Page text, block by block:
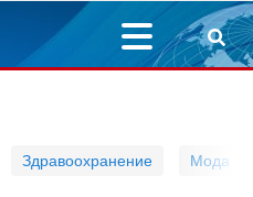
Здравоохранение Мода